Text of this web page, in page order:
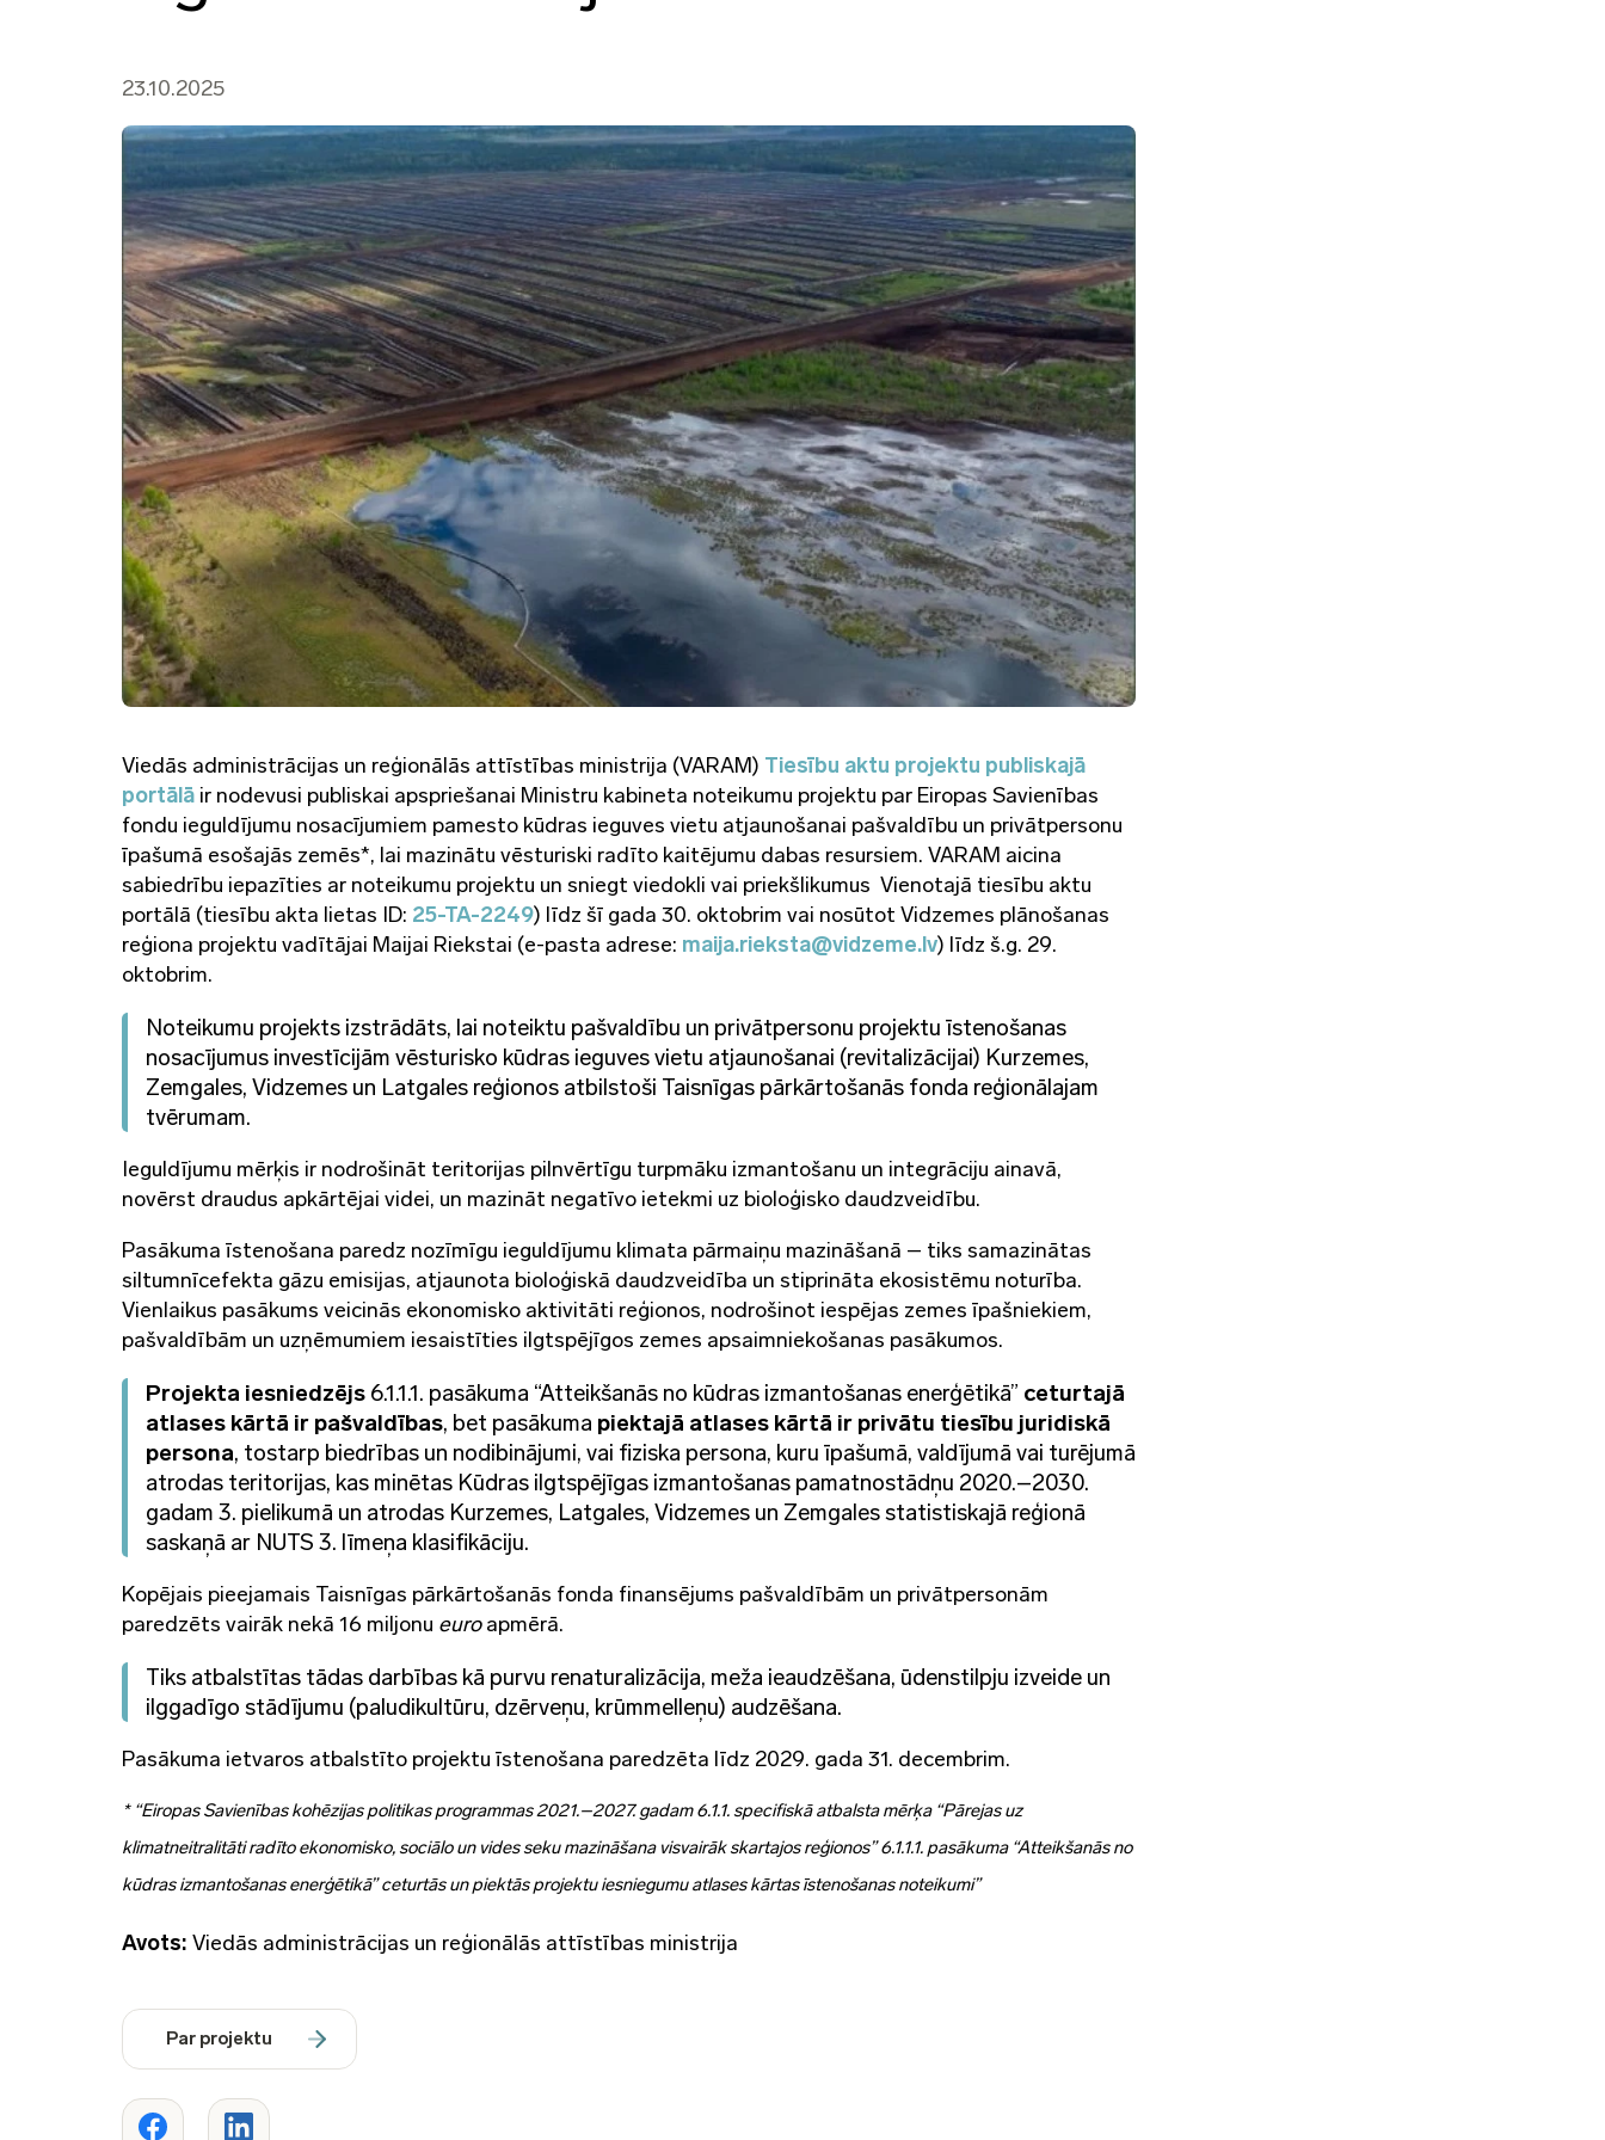
23.10.2025
Viedās administrācijas un reģionālās attīstības ministrija (VARAM) Tiesību aktu projektu publiskajā
portālā ir nodevusi publiskai apspriešanai Ministru kabineta noteikumu projektu par Eiropas Savienības
fondu ieguldījumu nosacījumiem pamesto kūdras ieguves vietu atjaunošanai pašvaldību un privātpersonu
īpašumā esošajās zemēs*, lai mazinātu vēsturiski radīto kaitējumu dabas resursiem. VARAM aicina
sabiedrību iepazīties ar noteikumu projektu un sniegt viedokli vai priekšlikumus Vienotajā tiesību aktu
portālā (tiesību akta lietas ID: 25-TA-2249) līdz šī gada 30. oktobrim vai nosūtot Vidzemes plānošanas
reģiona projektu vadītājai Maijai Riekstai (e-pasta adrese: maija.rieksta@vidzeme.lv) līdz š.g. 29.
oktobrim.
Noteikumu projekts izstrādāts, lai noteiktu pašvaldību un privātpersonu projektu īstenošanas
nosacījumus investīcijām vēsturisko kūdras ieguves vietu atjaunošanai (revitalizācijai) Kurzemes,
Zemgales, Vidzemes un Latgales reģionos atbilstoši Taisnīgas pārkārtošanās fonda reģionālajam
tvērumam.
Ieguldījumu mērķis ir nodrošināt teritorijas pilnvērtīgu turpmāku izmantošanu un integrāciju ainavā,
novērst draudus apkārtējai videi, un mazināt negatīvo ietekmi uz bioloģisko daudzveidību.
Pasākuma īstenošana paredz nozīmīgu ieguldījumu klimata pārmaiņu mazināšanā – tiks samazinātas
siltumnīcefekta gāzu emisijas, atjaunota bioloģiskā daudzveidība un stiprināta ekosistēmu noturība.
Vienlaikus pasākums veicinās ekonomisko aktivitāti reģionos, nodrošinot iespējas zemes īpašniekiem,
pašvaldībām un uzņēmumiem iesaistīties ilgtspējīgos zemes apsaimniekošanas pasākumos.
Projekta iesniedzējs 6.1.1.1. pasākuma “Atteikšanās no kūdras izmantošanas enerģētikā” ceturtajā
atlases kārtā ir pašvaldības, bet pasākuma piektajā atlases kārtā ir privātu tiesību juridiskā
persona, tostarp biedrības un nodibinājumi, vai fiziska persona, kuru īpašumā, valdījumā vai turējumā
atrodas teritorijas, kas minētas Kūdras ilgtspējīgas izmantošanas pamatnostādņu 2020.–2030.
gadam 3. pielikumā un atrodas Kurzemes, Latgales, Vidzemes un Zemgales statistiskajā reģionā
saskaņā ar NUTS 3. līmeņa klasifikāciju.
Kopējais pieejamais Taisnīgas pārkārtošanās fonda finansējums pašvaldībām un privātpersonām
paredzēts vairāk nekā 16 miljonu euroapmērā.
Tiks atbalstītas tādas darbības kā purvu renaturalizācija, meža ieaudzēšana, ūdenstilpju izveide un
ilggadīgo stādījumu (paludikultūru, dzērveņu, krūmmelleņu) audzēšana.
Pasākuma ietvaros atbalstīto projektu īstenošana paredzēta līdz 2029. gada 31. decembrim.
* “Eiropas Savienības kohēzijas politikas programmas 2021.–2027. gadam 6.1.1. specifiskā atbalsta mērķa “Pārejas uz
klimatneitralitāti radīto ekonomisko, sociālo un vides seku mazināšana visvairāk skartajos reģionos” 6.1.1.1. pasākuma “Atteikšanās no
kūdras izmantošanas enerģētikā” ceturtās un piektās projektu iesniegumu atlases kārtas īstenošanas noteikumi”
Avots: Viedās administrācijas un reģionālās attīstības ministrija
Par projektu